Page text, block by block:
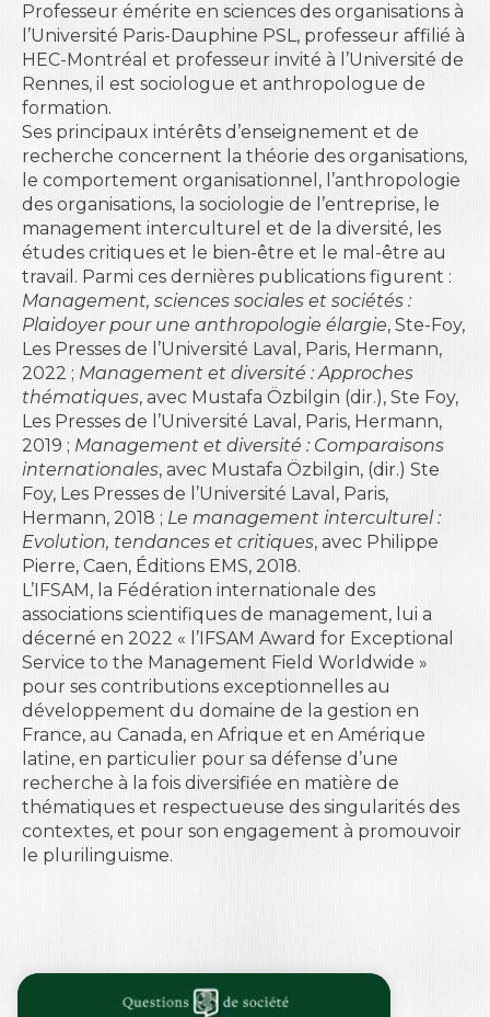
Professeur émérite en sciences des organisations à
l’Université Paris-Dauphine PSL, professeur affilié à
HEC-Montréal et professeur invité à l’Université de
Rennes, il est sociologue et anthropologue de
formation.
Ses principaux intérêts d’enseignement et de
recherche concernent la théorie des organisations,
le comportement organisationnel, l’anthropologie
des organisations, la sociologie de l’entreprise, le
management interculturel et de la diversité, les
études critiques et le bien-être et le mal-être au
travail. Parmi ces dernières publications figurent :
Management, sciences sociales et sociétés :
Plaidoyer pour une anthropologie élargie, Ste-Foy,
Les Presses de l’Université Laval, Paris, Hermann,
2022 ; Management et diversité : Approches
thématiques, avec Mustafa Özbilgin (dir.), Ste Foy,
Les Presses de l’Université Laval, Paris, Hermann,
2019 ; Management et diversité : Comparaisons
internationales, avec Mustafa Özbilgin, (dir.) Ste
Foy, Les Presses de l’Université Laval, Paris,
Hermann, 2018 ; Le management interculturel :
Evolution, tendances et critiques, avec Philippe
Pierre, Caen, Éditions EMS, 2018.
L’IFSAM, la Fédération internationale des
associations scientifiques de management, lui a
décerné en 2022 « l’IFSAM Award for Exceptional
Service to the Management Field Worldwide »
pour ses contributions exceptionnelles au
développement du domaine de la gestion en
France, au Canada, en Afrique et en Amérique
latine, en particulier pour sa défense d’une
recherche à la fois diversifiée en matière de
thématiques et respectueuse des singularités des
contextes, et pour son engagement à promouvoir
le plurilinguisme.